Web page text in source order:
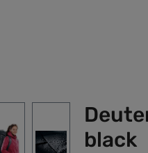
black